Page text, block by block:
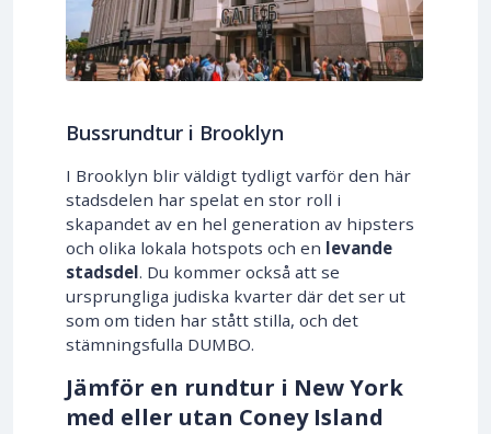
Bussrundtur i Brooklyn
I Brooklyn blir väldigt tydligt varför den här
stadsdelen har spelat en stor roll i
skapandet av en hel generation av hipsters
och olika lokala hotspots och en levande
stadsdel. Du kommer också att se
ursprungliga judiska kvarter där det ser ut
som om tiden har stått stilla, och det
stämningsfulla DUMBO.
Jämför en rundtur i New York
med eller utan Coney Island